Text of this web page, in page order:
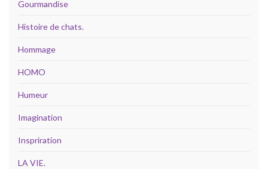
Gourmandise
Histoire de chats.
Hommage
HOMO
Humeur
Imagination
Inspriration
LA VIE.